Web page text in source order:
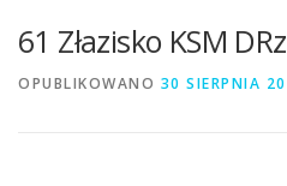
61 Złazisko KSM
OPUBLIKOWANO 30 SIERPNIA